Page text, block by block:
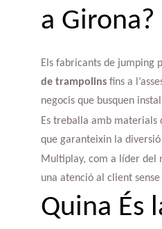
a Girona?
Els fabricants de jumping
de trampolinsfins a
negocis que busquen
Es treballa amb materials
que garanteixin la
Multiplay, com a líder del
una atenció al client
Quina És